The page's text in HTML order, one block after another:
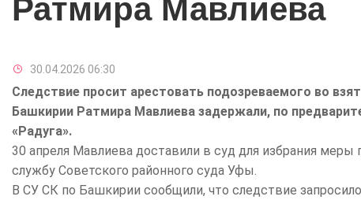
Ратмира Мавлиева
30.04.2026 06:30
Следствие просит арестовать подозреваемого во
Башкирии Ратмира Мавлиева задержали, по
«Радуга».
30 апреля Мавлиева доставили в суд для избрания
службу Советского районного суда Уфы.
В СУ СК по Башкирии сообщили, что следствие